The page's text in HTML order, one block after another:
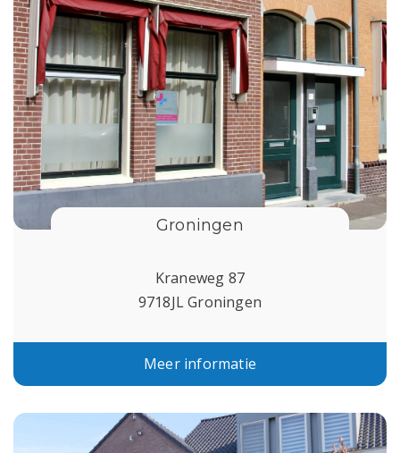
Groningen
Kraneweg 87
9718JL Groningen
Meer informatie